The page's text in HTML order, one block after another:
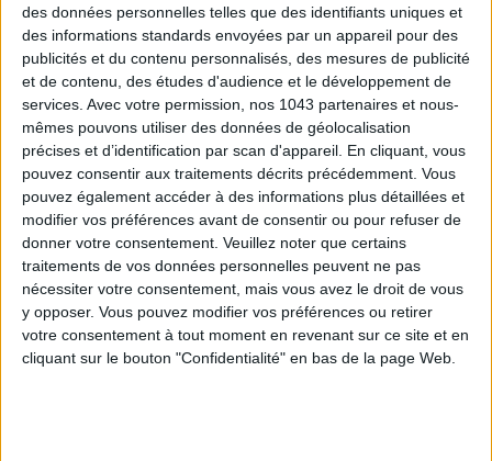
des données personnelles telles que des identifiants uniques et
des informations standards envoyées par un appareil pour des
publicités et du contenu personnalisés, des mesures de publicité
et de contenu, des études d'audience et le développement de
services. Avec votre permission, nos 1043 partenaires et nous-
mêmes pouvons utiliser des données de géolocalisation
précises et d’identification par scan d'appareil. En cliquant, vous
pouvez consentir aux traitements décrits précédemment. Vous
pouvez également accéder à des informations plus détaillées et
modifier vos préférences avant de consentir ou pour refuser de
donner votre consentement. Veuillez noter que certains
traitements de vos données personnelles peuvent ne pas
nécessiter votre consentement, mais vous avez le droit de vous
y opposer. Vous pouvez modifier vos préférences ou retirer
votre consentement à tout moment en revenant sur ce site et en
cliquant sur le bouton "Confidentialité" en bas de la page Web.
LES MEILLEURS HÔTELS POUR UN WEEK-END SPA ET GASTRONOMIE